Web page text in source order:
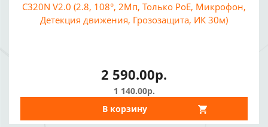
C320N V2.0 (2.8, 108°, 2Мп, Только PoE, Микрофон,
Детекция движения, Грозозащита, ИК 30м)
2 590.00р.
1 140.00р.
В корзину